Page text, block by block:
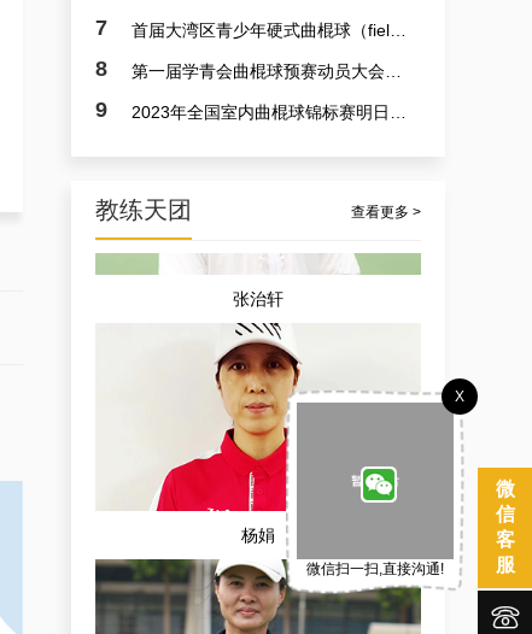
7
8
9
教练天团 查看更多 >
孟宪飞
张治轩
杨娟
微
信
客
服
X
微信扫一扫,直接沟通!

